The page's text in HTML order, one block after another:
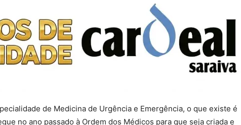
de Medicina de Urgência e Emergência, o que existe é
no ano passado à Ordem dos Médicos para que seja criada e